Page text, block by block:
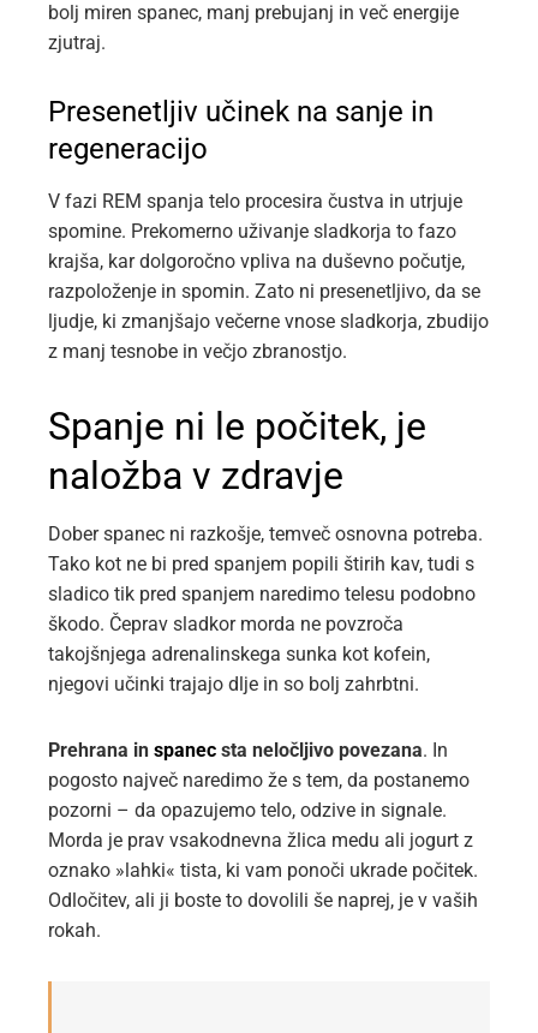
bolj miren spanec, manj prebujanj in več energije
zjutraj.
Presenetljiv učinek na sanje in
regeneracijo
V fazi REM spanja telo procesira čustva in utrjuje
spomine. Prekomerno uživanje sladkorja to fazo
krajša, kar dolgoročno vpliva na duševno počutje,
razpoloženje in spomin. Zato ni presenetljivo, da se
ljudje, ki zmanjšajo večerne vnose sladkorja, zbudijo
z manj tesnobe in večjo zbranostjo.
Spanje ni le počitek, je
naložba v zdravje
Dober spanec ni razkošje, temveč osnovna potreba.
Tako kot ne bi pred spanjem popili štirih kav, tudi s
sladico tik pred spanjem naredimo telesu podobno
škodo. Čeprav sladkor morda ne povzroča
takojšnjega adrenalinskega sunka kot kofein,
njegovi učinki trajajo dlje in so bolj zahrbtni.
Prehrana in spanec sta neločljivo povezana. In
pogosto največ naredimo že s tem, da postanemo
pozorni – da opazujemo telo, odzive in signale.
Morda je prav vsakodnevna žlica medu ali jogurt z
oznako »lahki« tista, ki vam ponoči ukrade počitek.
Odločitev, ali ji boste to dovolili še naprej, je v vaših
rokah.